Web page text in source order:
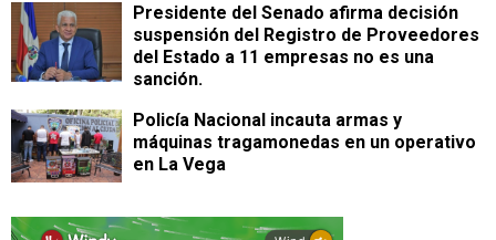
Presidente del Senado afirma decisión
suspensión del Registro de Proveedores
del Estado a 11 empresas no es una
sanción.
Policía Nacional incauta armas y
máquinas tragamonedas en un operativo
en La Vega